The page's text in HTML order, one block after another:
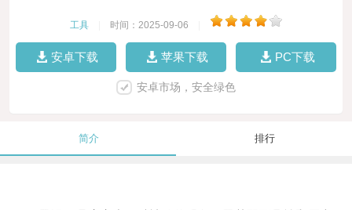
工具 时间：2025-09-06
安卓下载 苹果下载 PC下载
安卓市场，安全绿色
简介 排行